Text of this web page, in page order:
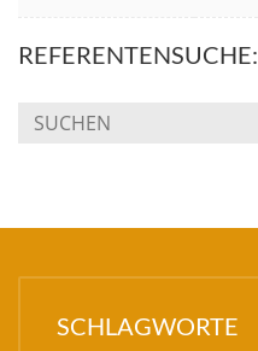
REFERENTENSUCHE:
SCHLAGWORTE